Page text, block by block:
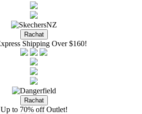
Shipping Over $160!
Up to 70% off Outlet!